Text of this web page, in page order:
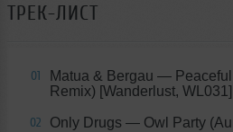
ТРЕК-ЛИСТ
01
Matua & Bergau —
Remix) [Wanderlust, WL031]
02 Only Drugs — Owl Party